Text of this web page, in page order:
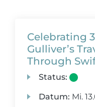
Celebrating
Gulliver’s
Through
Status:
Datum: Mi.